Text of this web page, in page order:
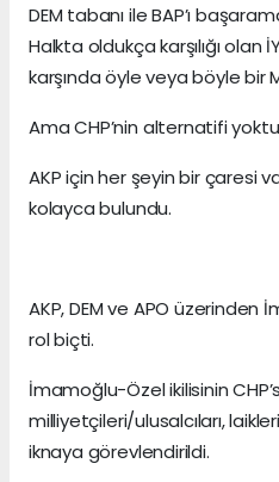
DEM tabanı ile BAP’ı
Halkta oldukça karşılığı olan
karşında öyle veya böyle bir
Ama CHP’nin alternatifi
AKP için her şeyin bir çaresi
kolayca bulundu.
AKP, DEM ve APO üzerinden
rol biçti.
İmamoğlu-Özel ikilisinin
milliyetçileri/ulusalcıları,
iknaya görevlendirildi.